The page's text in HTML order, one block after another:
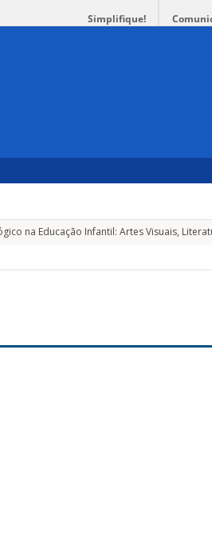
Simplifique!
na Educação Infantil: Artes Visuais,